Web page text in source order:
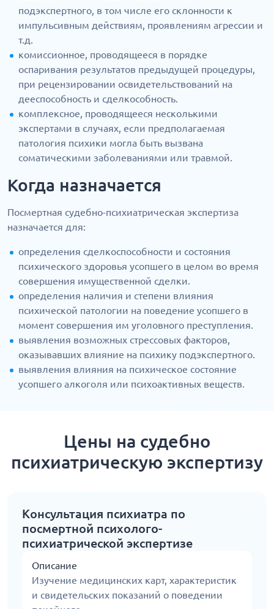
подэкспертного, в том числе его склонности к
импульсивным действиям, проявлениям агрессии и
т.д.
комиссионное, проводящееся в порядке
оспаривания результатов предыдущей процедуры,
при рецензировании освидетельствований на
дееспособность и сделкособность.
комплексное, проводящееся несколькими
экспертами в случаях, если предполагаемая
патология психики могла быть вызвана
соматическими заболеваниями или травмой.
Когда назначается
Посмертная судебно-психиатрическая экспертиза
назначается для:
определения сделкоспособности и состояния
психического здоровья усопшего в целом во время
совершения имущественной сделки.
определения наличия и степени влияния
психической патологии на поведение усопшего в
момент совершения им уголовного преступления.
выявления возможных стрессовых факторов,
оказывавших влияние на психику подэкспертного.
выявления влияния на психическое состояние
усопшего алкоголя или психоактивных веществ.
Цены на судебно
психиатрическую экспертизу
Консультация психиатра по
посмертной психолого-
психиатрической экспертизе
Описание
Изучение медицинских карт, характеристик
и свидетельских показаний о поведении